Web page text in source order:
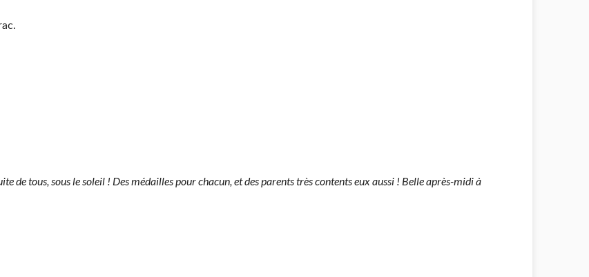
de tous, sous le soleil ! Des médailles pour chacun, et des parents très contents eux aussi ! Belle après-midi à